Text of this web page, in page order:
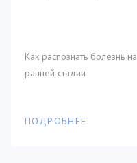
Как распознать болезнь на
ранней стадии
ПОДРОБНЕЕ